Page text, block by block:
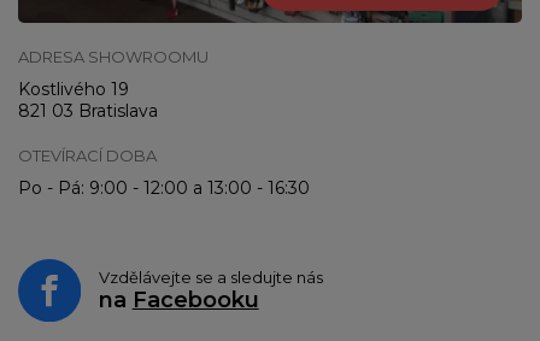
ADRESA SHOWROOMU
Kostlivého 19
821 03 Bratislava
OTEVÍRACÍ DOBA
Po - Pá: 9:00 - 12:00 a 13:00 - 16:30
Vzdělávejte se a sledujte nás
na Facebooku